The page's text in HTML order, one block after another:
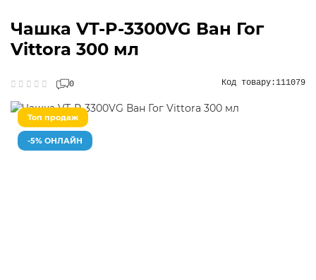
Чашка VT-P-3300VG Ван Гог
Vittora 300 мл
0 Код товару:111079
Топ продаж
-5% ОНЛАЙН